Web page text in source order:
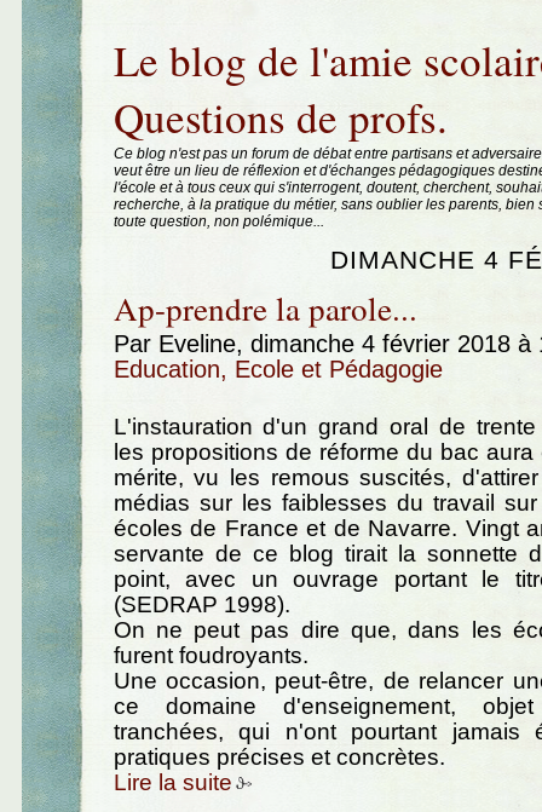
Le blog de l'amie
Questions de profs.
Ce blog n'est pas un forum de débat entre partisans et
veut être un lieu de réflexion et d'échanges pédagogiques
l'école et à tous ceux qui s'interrogent, doutent, cherchent,
recherche, à la pratique du métier, sans oublier les parents, bien
toute question, non polémique...
DIMANCHE 4
Ap-prendre la parole...
Par Eveline, dimanche 4 février 2018
Education, Ecole et Pédagogie
L'instauration d'un grand oral de
les propositions de réforme du bac
mérite, vu les remous suscités,
médias sur les faiblesses du travail
écoles de France et de Navarre. Vingt
servante de ce blog tirait la sonnette
point, avec un ouvrage portant le
(SEDRAP 1998).
On ne peut pas dire que, dans les
furent foudroyants.
Une occasion, peut-être, de relancer
ce domaine d'enseignement, objet
tranchées, qui n'ont pourtant jamais
pratiques précises et concrètes.
Lire la suite